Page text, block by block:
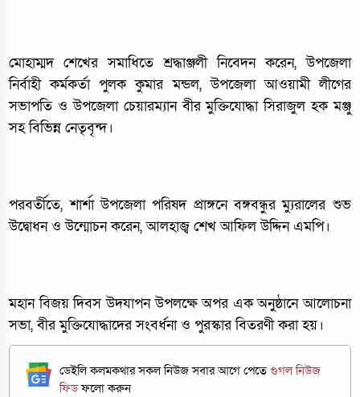
মোহাম্মদ শেখের সমাধিতে শ্রদ্ধাঞ্জলী নিবেদন করেন, উপজেলা
নির্বাহী কর্মকর্তা পুলক কুমার মন্ডল, উপজেলা আওয়ামী লীগের
সভাপতি ও উপজেলা চেয়ারম্যান বীর মুক্তিযোদ্ধা সিরাজুল হক মঞ্জু
সহ বিভিন্ন নেতৃবৃন্দ।
পরবর্তীতে, শার্শা উপজেলা পরিষদ প্রাঙ্গনে বঙ্গবন্ধুর ম্যুরালের শুভ
উদ্বোধন ও উন্মোচন করেন, আলহাজ্ব শেখ আফিল উদ্দিন এমপি।
মহান বিজয় দিবস উদযাপন উপলক্ষে অপর এক অনুষ্ঠানে আলোচনা
সভা, বীর মুক্তিযোদ্ধাদের সংবর্ধনা ও পুরস্কার বিতরণী করা হয়।
ডেইলি কলমকথার সকল নিউজ সবার আগে পেতেগুগল নিউজ
ফিডফলো করুন